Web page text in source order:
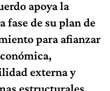
apoya la
fase de su plan de
para afianzar
externa y
estructurales